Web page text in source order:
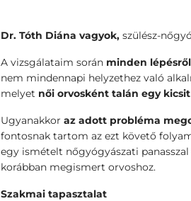
Dr. Tóth Diána vagyok, szülész-
A vizsgálataim során minden
nem mindennapi helyzethez való
melyet női orvosként talán egy
Ugyanakkor az adott probléma
fontosnak tartom az ezt követő
egy ismételt nőgyógyászati
korábban megismert orvoshoz.
Szakmai tapasztalat